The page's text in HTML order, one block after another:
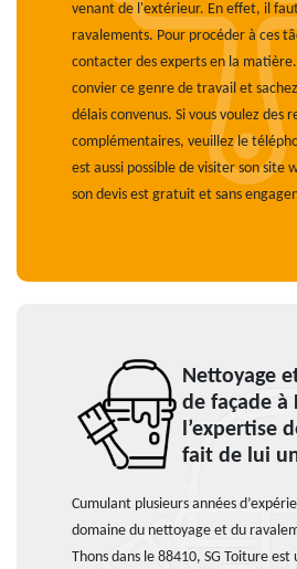
venant de l'extérieur. En effet, il
ravalements. Pour procéder à ces
contacter des experts en la matière.
convier ce genre de travail et
délais convenus. Si vous voulez des
complémentaires, veuillez le
est aussi possible de visiter son site
son devis est gratuit et sans
Nettoyage
de façade à
l’expertise
fait de lui
Cumulant plusieurs années
domaine du nettoyage et du
Thons dans le 88410, SG Toiture